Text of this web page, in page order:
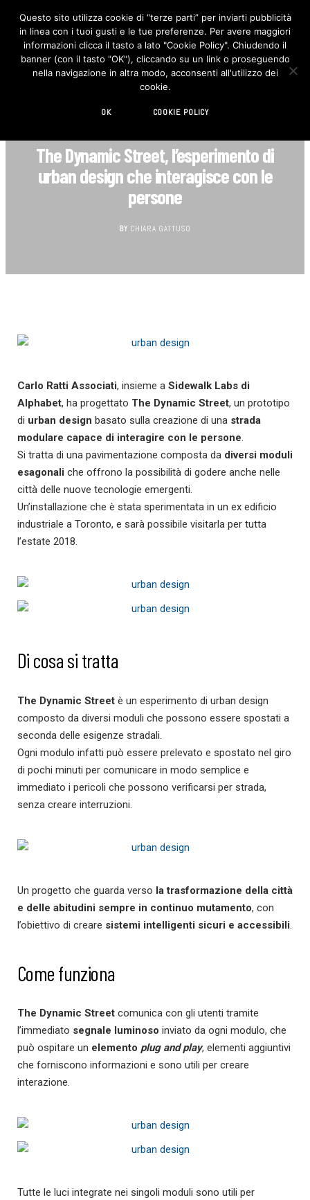
F
c
e
b
o
I
n
s
t
The Dynamic Street, l’esperimento di
urban design che interagisce con le
persone
BY CHIARA GATTUSO
Carlo Ratti Associati, insieme a Sidewalk Labs di
Alphabet, ha progettato The Dynamic Street, un prototipo
di urban design basato sulla creazione di una strada
modulare capace di interagire con le persone.
Si tratta di una pavimentazione composta da diversi moduli
esagonali che offrono la possibilità di godere anche nelle
città delle nuove tecnologie emergenti.
Un’installazione che è stata sperimentata in un ex edificio
industriale a Toronto, e sarà possibile visitarla per tutta
l’estate 2018.
Di cosa si tratta
The Dynamic Street è un esperimento di urban design
composto da diversi moduli che possono essere spostati a
seconda delle esigenze stradali.
Ogni modulo infatti può essere prelevato e spostato nel giro
di pochi minuti per comunicare in modo semplice e
immediato i pericoli che possono verificarsi per strada,
senza creare interruzioni.
Un progetto che guarda verso la trasformazione della città
e delle abitudini sempre in continuo mutamento, con
l’obiettivo di creare sistemi intelligenti sicuri e accessibili.
Come funziona
The Dynamic Street comunica con gli utenti tramite
l’immediato segnale luminoso inviato da ogni modulo, che
può ospitare un elemento plug and play, elementi aggiuntivi
che forniscono informazioni e sono utili per creare
interazione.
Tutte le luci integrate nei singoli moduli sono utili per
Questo sito utilizza cookie di “terze parti” per inviarti pubblicità
in linea con i tuoi gusti e le tue preferenze. Per avere maggiori
informazioni clicca il tasto a lato "Cookie Policy". Chiudendo il
banner (con il tasto "OK"), cliccando su un link o proseguendo
nella navigazione in altra modo, acconsenti all'utilizzo dei
cookie.
OK COOKIE POLICY